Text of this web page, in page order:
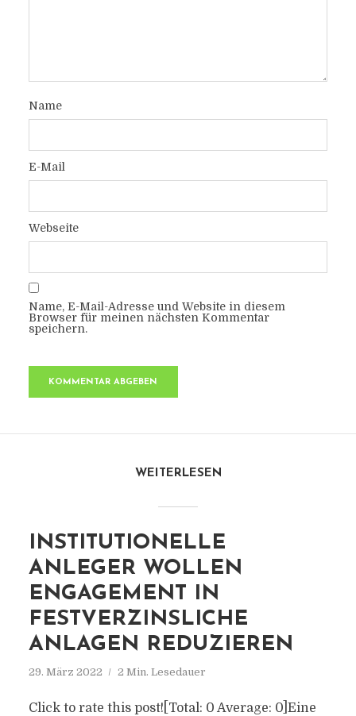
Name
E-Mail
Webseite
Name, E-Mail-Adresse und Website in diesem
Browser für meinen nächsten Kommentar
speichern.
WEITERLESEN
INSTITUTIONELLE
ANLEGER WOLLEN
ENGAGEMENT IN
FESTVERZINSLICHE
ANLAGEN REDUZIEREN
29. März 2022 2 Min. Lesedauer
Click to rate this post![Total: 0 Average: 0]Eine